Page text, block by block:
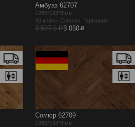
Амбуаз 62707
1285*192*8 мм
33 класс, Classen Германия
3 507.5 Р3 050p
Сомюр 62709
1285*192*8 мм